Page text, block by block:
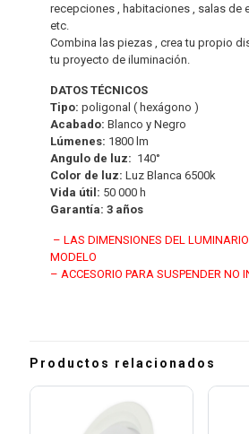
recepciones , habitaciones , salas de
etc.
Combina las piezas , crea tu propio
tu proyecto de iluminación.
DATOS TÉCNICOS
Tipo:poligonal ( hexágono )
Acabado:Blanco y Negro
Lúmenes: 1800 lm
Angulo de luz: 140°
Color de luz:Luz Blanca 6500k
Vida útil: 50 000 h
Garantía: 3 años
– LAS DIMENSIONES DEL
MODELO
– ACCESORIO PARA SUSPENDER NO
Productos relacionados